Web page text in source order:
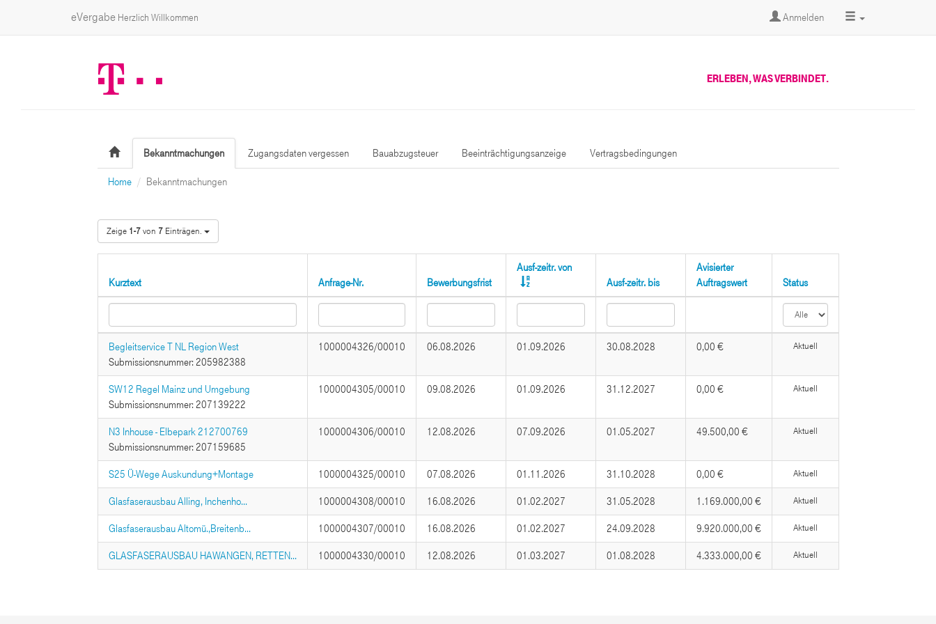
eVergabe Herzlich Willkommen Anmelden
ERLEBEN, WAS VERBINDET.
Bekanntmachungen Zugangsdaten vergessen Bauabzugsteuer Beeinträchtigungsanzeige Vertragsbedingungen
Home Bekanntmachungen
Zeige 1-7von 7Einträgen.
Kurztext Anfrage-Nr. Bewerbungsfrist
Ausf-zeitr. von
Ausf-zeitr. bis
Avisierter
Auftragswert
Status
Begleitservice T NL Region West
Submissionsnummer: 205982388
1000004326/00010 06.08.2026 01.09.2026 30.08.2028 0,00 € Aktuell
SW12 Regel Mainz und Umgebung
Submissionsnummer: 207139222
1000004305/00010 09.08.2026 01.09.2026 31.12.2027 0,00 € Aktuell
N3 Inhouse - Elbepark 212700769
Submissionsnummer: 207159685
1000004306/00010 12.08.2026 07.09.2026 01.05.2027 49.500,00 € Aktuell
S25 Ü-Wege Auskundung+Montage 1000004325/00010 07.08.2026 01.11.2026 31.10.2028 0,00 € Aktuell
Glasfaserausbau Alling, Inchenho... 1000004308/00010 16.08.2026 01.02.2027 31.05.2028 1.169.000,00 € Aktuell
Glasfaserausbau Altomü.,Breitenb... 1000004307/00010 16.08.2026 01.02.2027 24.09.2028 9.920.000,00 € Aktuell
GLASFASERAUSBAU HAWANGEN, RETTEN... 1000004330/00010 12.08.2026 01.03.2027 01.08.2028 4.333.000,00 € Aktuell